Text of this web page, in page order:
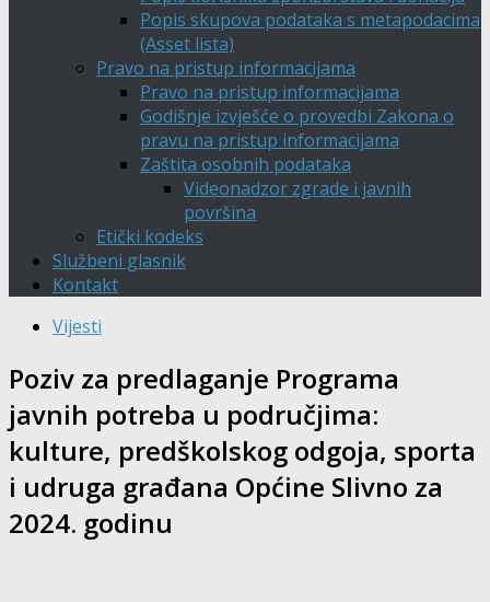
Popis skupova podataka s metapodacima
(Asset lista)
Pravo na pristup informacijama
Pravo na pristup informacijama
Godišnje izvješće o provedbi Zakona o
pravu na pristup informacijama
Zaštita osobnih podataka
Videonadzor zgrade i javnih
površina
Etički kodeks
Službeni glasnik
Kontakt
Vijesti
Poziv za predlaganje Programa
javnih potreba u područjima:
kulture, predškolskog odgoja, sporta
i udruga građana Općine Slivno za
2024. godinu